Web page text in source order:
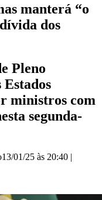
manterá “o
dos
Pleno
Estados
ministros com
segunda-
13/01/25 às 20:40 |